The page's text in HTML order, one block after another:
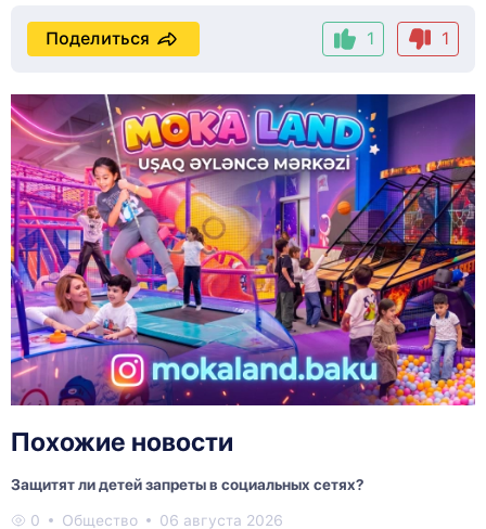
1 1
Поделиться
Похожие новости
Защитят ли детей запреты в социальных сетях?
0 Общество 06 августа 2026